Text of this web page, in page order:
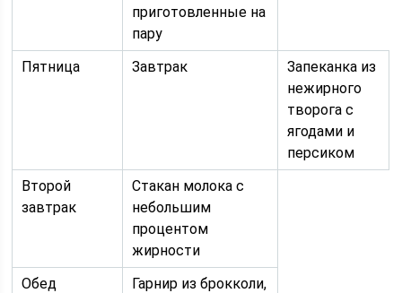
приготовленные на
пару
Пятница
Завтрак
Запеканка из
нежирного
творога с
ягодами и
персиком
Второй
завтрак
Стакан молока с
небольшим
процентом
жирности
Обед
Гарнир из брокколи,